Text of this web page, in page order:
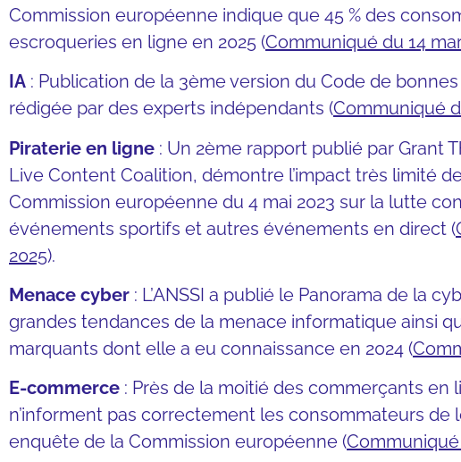
Commission européenne indique que 45 % des
escroqueries en ligne en 2025 (Communiqué du 14
IA : Publication de la 3ème version du Code de
rédigée par des experts indépendants (Communiqué
Piraterie en ligne : Un 2ème rapport publié par Grant
Live Content Coalition, démontre l’impact très limité
Commission européenne du 4 mai 2023 sur la lutte
événements sportifs et autres événements en direct (
2025).
Menace cyber : L’ANSSI a publié le Panorama de la
grandes tendances de la menace informatique ainsi
marquants dont elle a eu connaissance en 2024 (
E-commerce : Près de la moitié des commerçants en
n’informent pas correctement les consommateurs
enquête de la Commission européenne (